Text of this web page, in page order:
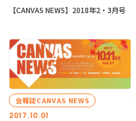
【CANVAS NEWS】2018年2・3月号
2017.10.01
会報誌CANVAS NEWS